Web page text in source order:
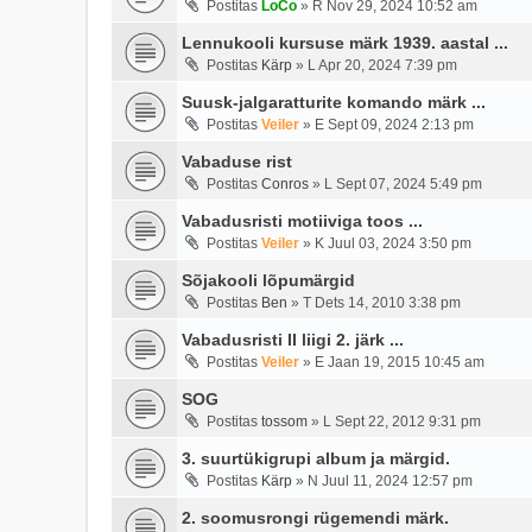
Postitas LoCo » R Nov 29, 2024 10:52 am
Lennukooli kursuse märk 1939. aastal ...
Postitas Kärp » L Apr 20, 2024 7:39 pm
Suusk-jalgaratturite komando märk ...
Postitas Veiler » E Sept 09, 2024 2:13 pm
Vabaduse rist
Postitas Conros » L Sept 07, 2024 5:49 pm
Vabadusristi motiiviga toos ...
Postitas Veiler » K Juul 03, 2024 3:50 pm
Sõjakooli lõpumärgid
Postitas Ben » T Dets 14, 2010 3:38 pm
Vabadusristi II liigi 2. järk ...
Postitas Veiler » E Jaan 19, 2015 10:45 am
SOG
Postitas tossom » L Sept 22, 2012 9:31 pm
3. suurtükigrupi album ja märgid.
Postitas Kärp » N Juul 11, 2024 12:57 pm
2. soomusrongi rügemendi märk.